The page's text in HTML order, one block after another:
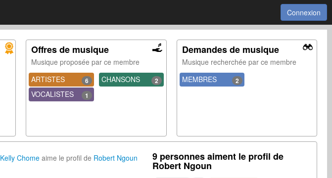
Connexion
Offres de musique
Musique proposée par ce membre
ARTISTES
6 CHANSONS 2
VOCALISTES 1
Demandes de musique
Musique recherchée par ce membre
MEMBRES
2
Kelly Chome aime le profil de Robert Ngoun 9 personnes aiment le profil de
Robert Ngoun